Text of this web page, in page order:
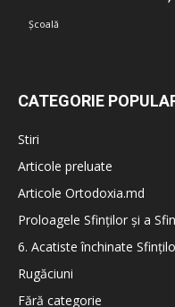
Școală
CATEGORIE
Stiri
Articole preluate
Articole Ortodoxia.md
Proloagele Sfinților și a
6. Acatiste închinate
Rugăciuni
Fără categorie